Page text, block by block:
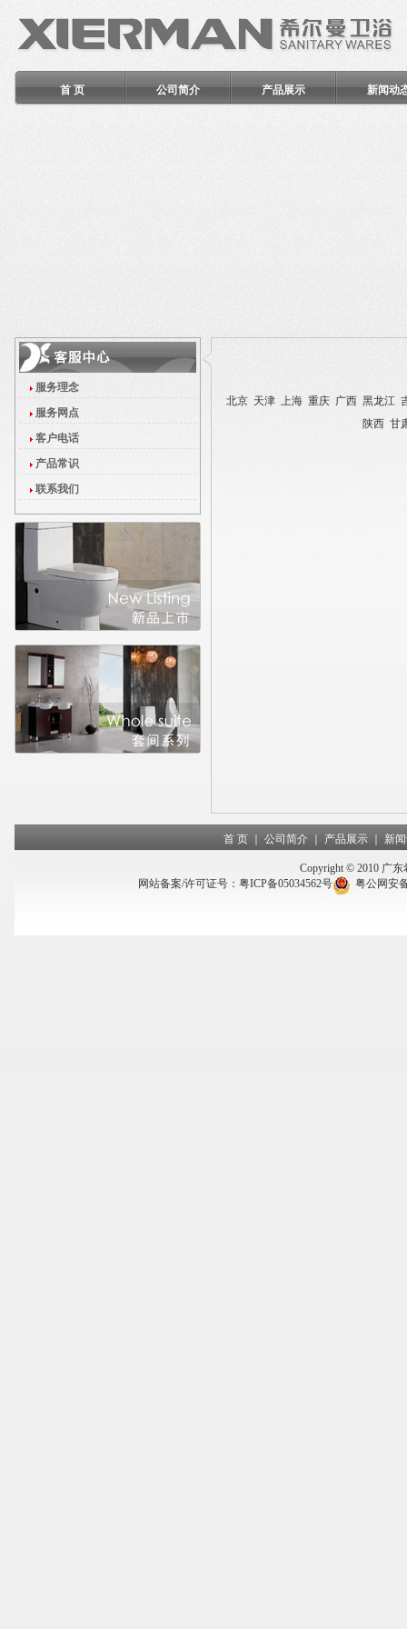
首 页 公司简介 产品展示 新闻动
服务理念
服务网点
客户电话
产品常识
联系我们
北京 天津 上海 重庆 广西 黑龙江
陕西 甘
首 页｜ 公司简介｜ 产品展示｜ 新
Copyright © 2010 广
网站备案/许可证号： 粤ICP备05034562号 粤公网安